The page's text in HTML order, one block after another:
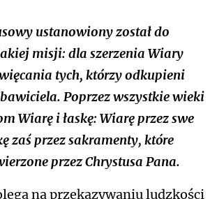
ustanowiony został do
misji: dla szerzenia Wiary
tych, którzy odkupieni
Poprzez wszystkie wieki
Wiarę i łaskę: Wiarę przez swe
zaś przez sakramenty, które
przez Chrystusa Pana.
na przekazywaniu ludzkości